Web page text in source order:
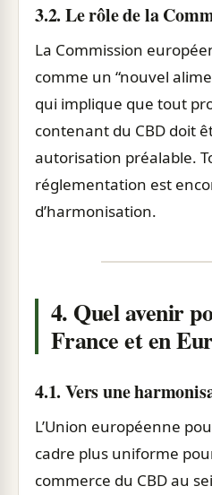
3.2. Le rôle de la
La Commission
comme un “nouvel
qui implique que tout
contenant du CBD doit
autorisation préalable.
réglementation est
d’harmonisation.
4. Quel avenir
France et en
4.1. Vers une
L’Union européenne
cadre plus uniforme
commerce du CBD au